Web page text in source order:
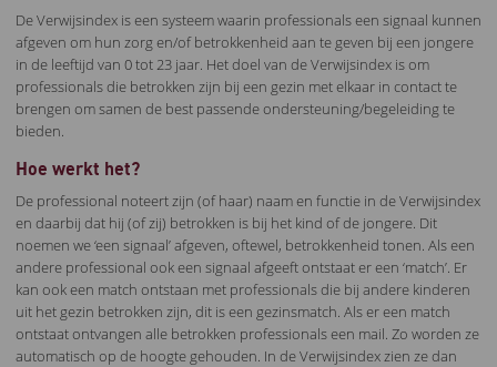
De Verwijsindex is een systeem waarin professionals een signaal kunnen
afgeven om hun zorg en/of betrokkenheid aan te geven bij een jongere
in de leeftijd van 0 tot 23 jaar. Het doel van de Verwijsindex is om
professionals die betrokken zijn bij een gezin met elkaar in contact te
brengen om samen de best passende ondersteuning/begeleiding te
bieden.
Hoe werkt het?
De professional noteert zijn (of haar) naam en functie in de Verwijsindex
en daarbij dat hij (of zij) betrokken is bij het kind of de jongere. Dit
noemen we ‘een signaal’ afgeven, oftewel, betrokkenheid tonen. Als een
andere professional ook een signaal afgeeft ontstaat er een ‘match’. Er
kan ook een match ontstaan met professionals die bij andere kinderen
uit het gezin betrokken zijn, dit is een gezinsmatch. Als er een match
ontstaat ontvangen alle betrokken professionals een mail. Zo worden ze
automatisch op de hoogte gehouden. In de Verwijsindex zien ze dan